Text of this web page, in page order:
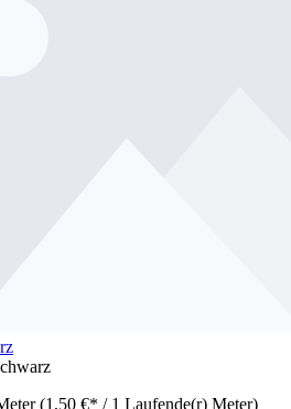
(1,50 €* / 1 Laufende(r) Meter)